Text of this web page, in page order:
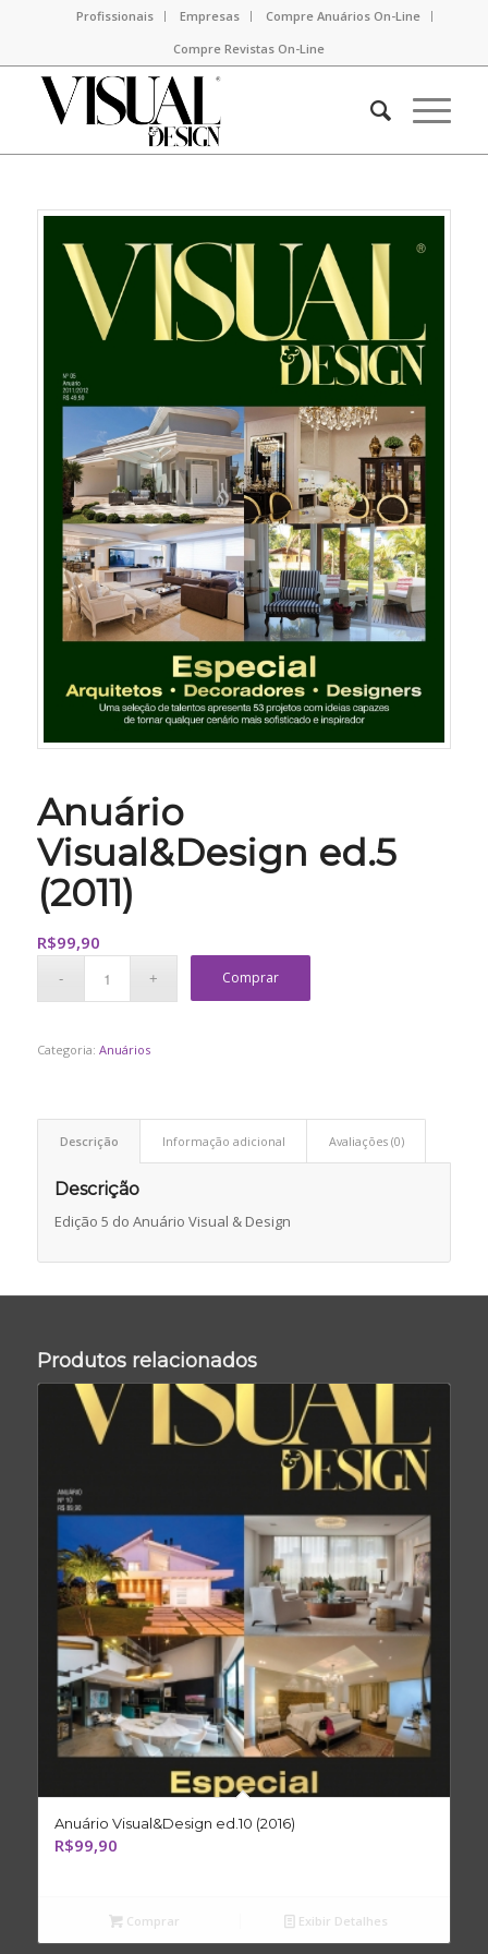
Profissionais Empresas
Compre Anuários On-Line
Compre Revistas On-Line
Anuário
Visual&Design ed.5
(2011)
R$99,90
Comprar
Categoria: Anuários
Descrição Informação adicional Avaliações (0)
Descrição
Edição 5 do Anuário Visual & Design
Produtos relacionados
Anuário Visual&Design ed.10 (2016)
R$99,90
Comprar Exibir Detalhes